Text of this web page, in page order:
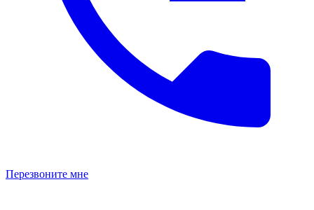
Перезвоните мне